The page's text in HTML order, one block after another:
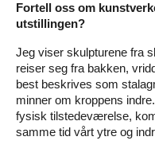
Fortell oss om
utstillingen?
Jeg viser skulpturene fra
reiser seg fra bakken,
best beskrives som
minner om kroppens
fysisk tilstedeværelse,
samme tid vårt ytre og